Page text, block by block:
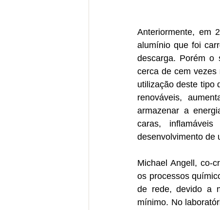
Anteriormente, em
alumínio que foi
descarga. Porém o
cerca de cem
utilização deste tipo
renováveis,
armazenar a
caras,
desenvolvimento de
Michael Angell, co-
os processos
de rede, devido a
mínimo. No